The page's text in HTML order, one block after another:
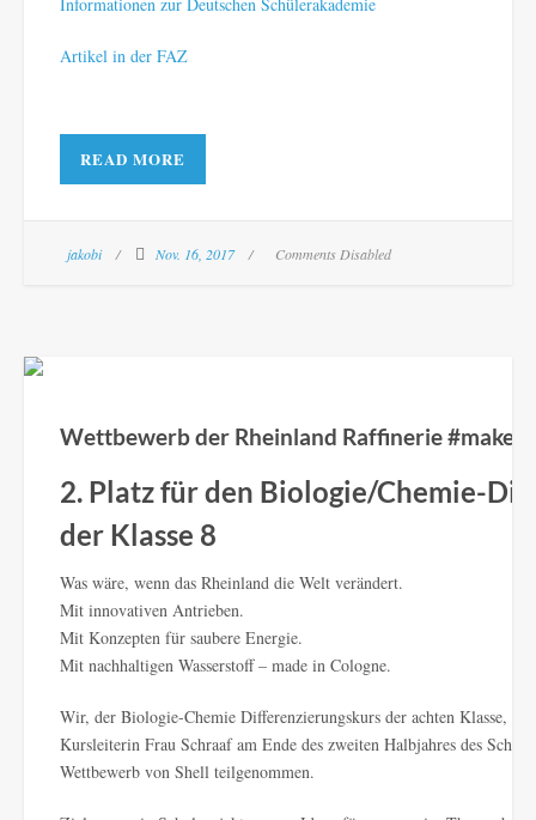
Artikel in der FAZ
READ MORE
jakobi Nov. 16, 2017 Comments Disabled
Wettbewerb der Rheinland Raffinerie
2. Platz für den Biologie/Chemie-
der Klasse 8
Was wäre, wenn das Rheinland die Welt verändert.
Mit innovativen Antrieben.
Mit Konzepten für saubere Energie.
Mit nachhaltigen Wasserstoff – made in Cologne.
Wir, der Biologie-Chemie Differenzierungskurs der achten Klasse,
Kursleiterin Frau Schraaf am Ende des zweiten Halbjahres des
Wettbewerb von Shell teilgenommen.